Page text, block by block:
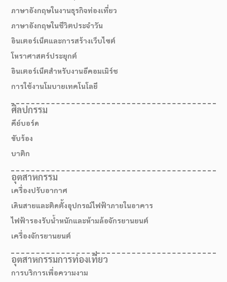
ภาษาอังกฤษในงานธุรกิจท่องเที่ยว
ภาษาอังกฤษในชีวิตประจำวัน
อินเตอร์เน็ตและการสร้างเว็บไซต์
โหราศาสตร์ประยุกต์
อินเตอร์เน็ตสำหรับงานอีคอมเมิร์ช
การใช้งานโมบายเทคโนโลยี
ศิลปกรรม
คีย์บอร์ด
ขับร้อง
บาติก
อุตสาหกรรม
เครื่องปรับอากาศ
เดินสายและติดตั้งอุปกรณ์ไฟฟ้าภายในอาคาร
ไฟฟ้ารองรับน้ำหนักและห้ามล้อจักรยานยนต์
เครื่องจักรยานยนต์
อุตสาหกรรมการท่องเที่ยว
การบริการเพื่อความงาม